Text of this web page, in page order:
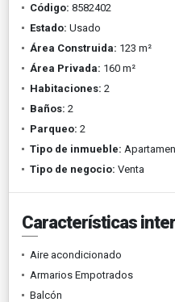
Código: 8582402
Estado: Usado
Área Construida: 123 m²
Área Privada: 160 m²
Habitaciones: 2
Baños: 2
Parqueo: 2
Tipo de inmueble:
Tipo de negocio: Venta
Características
Aire acondicionado
Armarios Empotrados
Balcón